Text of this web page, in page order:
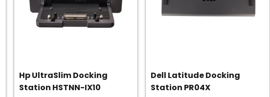
Hp UltraSlim Docking
Station HSTNN-IX10
Dell Latitude Docking
Station PR04X